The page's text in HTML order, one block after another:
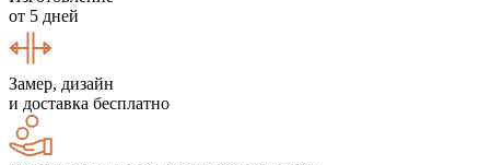
от 5 дней
Замер, дизайн
и доставка бесплатно